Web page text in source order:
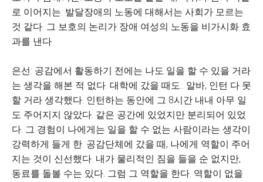
로 이어지는. 발달장애의 노동에 대해서는 사회가 모르는
것 같다. 그 보호의 논리가 장애 여성의 노동을 비가시화 효
과를 낸다
은선: 공감에서 활동하기 전에는 나도 일을 할 수 있을 거라
는 생각을 해본 적 없다. 대학에 갔을 때도.. 알바, 인턴 다 못
할 거라 생각했다. 인턴하는 동안에 그 8시간 내내 아무 일
도 주어지지 않았다. 같은 공간에 있었지만 분리되어 있었
다. 그 경험이 나에게는 일을 할 수 없는 사람이라는 생각이
강력하게 들게 한. 공감단체에 갔을 때, 나에게 역할이 주어
지는 것이 신선했다. 내가 물리적인 짐을 들을 순 없지만,
동료를 돌볼 수는 있다. 그럼 그 역할을 한다. 역할이 없을